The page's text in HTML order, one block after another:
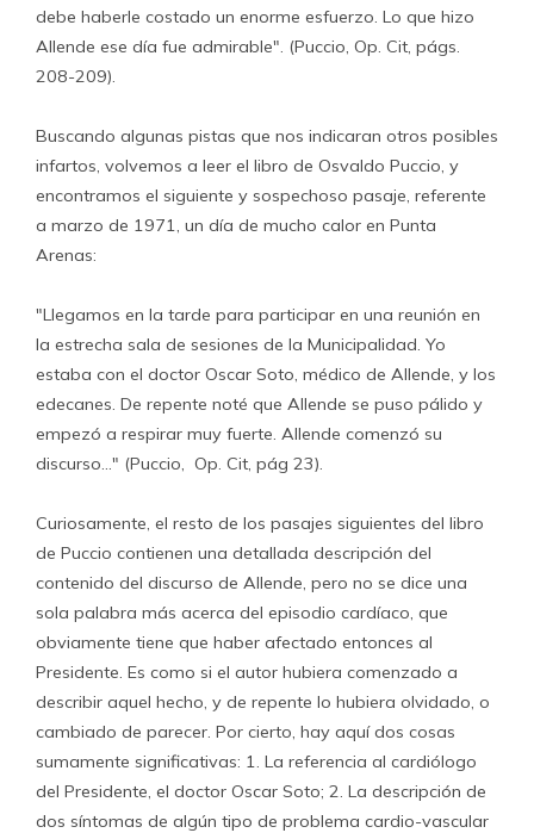
debe haberle costado un enorme esfuerzo. Lo que hizo
Allende ese día fue admirable". (Puccio, Op. Cit, págs.
208-209).
Buscando algunas pistas que nos indicaran otros posibles
infartos, volvemos a leer el libro de Osvaldo Puccio, y
encontramos el siguiente y sospechoso pasaje, referente
a marzo de 1971, un día de mucho calor en Punta
Arenas:
"Llegamos en la tarde para participar en una reunión en
la estrecha sala de sesiones de la Municipalidad. Yo
estaba con el doctor Oscar Soto, médico de Allende, y los
edecanes. De repente noté que Allende se puso pálido y
empezó a respirar muy fuerte. Allende comenzó su
discurso…" (Puccio, Op. Cit, pág 23).
Curiosamente, el resto de los pasajes siguientes del libro
de Puccio contienen una detallada descripción del
contenido del discurso de Allende, pero no se dice una
sola palabra más acerca del episodio cardíaco, que
obviamente tiene que haber afectado entonces al
Presidente. Es como si el autor hubiera comenzado a
describir aquel hecho, y de repente lo hubiera olvidado, o
cambiado de parecer. Por cierto, hay aquí dos cosas
sumamente significativas: 1. La referencia al cardiólogo
del Presidente, el doctor Oscar Soto; 2. La descripción de
dos síntomas de algún tipo de problema cardio-vascular